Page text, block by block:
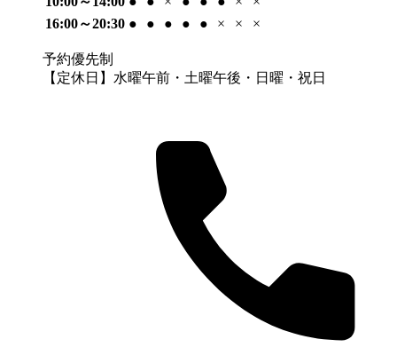
16:00～20:30 ● ● ● ● ● × × ×
予約優先制
【定休日】水曜午前・土曜午後・日曜・祝日